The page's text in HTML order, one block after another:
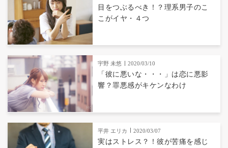
目をつぶるべき！？理系男子のこ
こがイヤ・４つ
宇野 未悠 2020/03/10
「彼に悪いな・・・」は恋に悪影
響？罪悪感がキケンなわけ
平井 エリカ 2020/03/07
実はストレス？！彼が苦痛を感じ